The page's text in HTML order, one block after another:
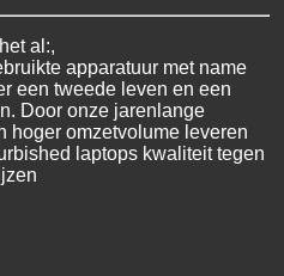
al:,
apparatuur met name
een tweede leven en een
Door onze jarenlange
hoger omzetvolume leveren
laptops kwaliteit tegen